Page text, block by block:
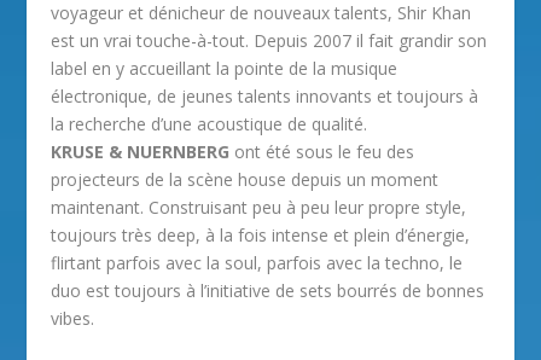
voyageur et dénicheur de nouveaux talents, Shir Khan
est un vrai touche-à-tout. Depuis 2007 il fait grandir son
label en y accueillant la pointe de la musique
électronique, de jeunes talents innovants et toujours à
la recherche d’une acoustique de qualité.
KRUSE & NUERNBERG ont été sous le feu des
projecteurs de la scène house depuis un moment
maintenant. Construisant peu à peu leur propre style,
toujours très deep, à la fois intense et plein d’énergie,
flirtant parfois avec la soul, parfois avec la techno, le
duo est toujours à l’initiative de sets bourrés de bonnes
vibes.